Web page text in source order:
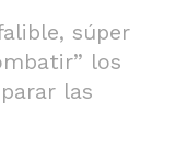
súper
los
las